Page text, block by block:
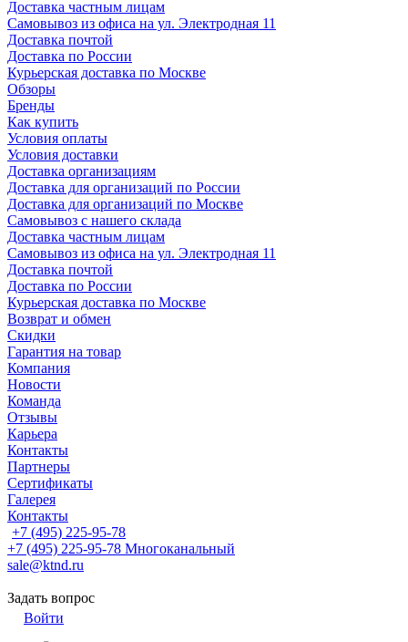
Доставка частным лицам
Самовывоз из офиса на ул. Электродная 11
Доставка почтой
Доставка по России
Курьерская доставка по Москве
Обзоры
Бренды
Как купить
Условия оплаты
Условия доставки
Доставка организациям
Доставка для организаций по России
Доставка для организаций по Москве
Самовывоз с нашего склада
Доставка частным лицам
Самовывоз из офиса на ул. Электродная 11
Доставка почтой
Доставка по России
Курьерская доставка по Москве
Возврат и обмен
Скидки
Гарантия на товар
Компания
Новости
Команда
Отзывы
Карьера
Контакты
Партнеры
Сертификаты
Галерея
Контакты
+7 (495) 225-95-78
+7 (495) 225-95-78 Многоканальный
sale@ktnd.ru
Задать вопрос
Войти